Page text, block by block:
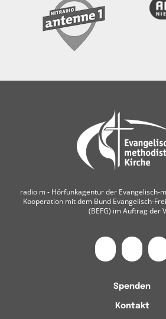
radio m ‐ Hörfunkagentur der Evangelisch-
Kooperation mit dem Bund Evangelisch-
(BEFG) im Auftrag der
Spenden
Kontakt